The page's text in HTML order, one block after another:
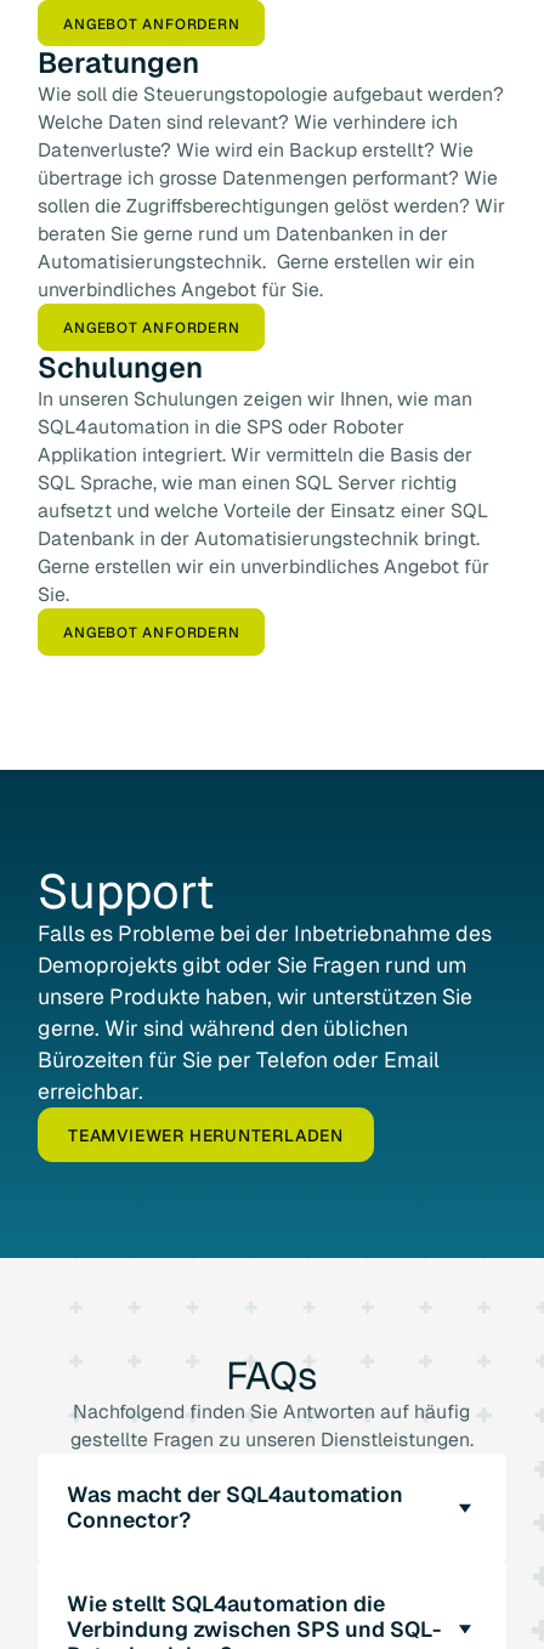
ANGEBOT ANFORDERN
Beratungen
Wie soll die Steuerungstopologie aufgebaut werden?
Welche Daten sind relevant? Wie verhindere ich
Datenverluste? Wie wird ein Backup erstellt? Wie
übertrage ich grosse Datenmengen performant? Wie
sollen die Zugriffsberechtigungen gelöst werden? Wir
beraten Sie gerne rund um Datenbanken in der
Automatisierungstechnik. Gerne erstellen wir ein
unverbindliches Angebot für Sie.
ANGEBOT ANFORDERN
Schulungen
In unseren Schulungen zeigen wir Ihnen, wie man
SQL4automation in die SPS oder Roboter
Applikation integriert. Wir vermitteln die Basis der
SQL Sprache, wie man einen SQL Server richtig
aufsetzt und welche Vorteile der Einsatz einer SQL
Datenbank in der Automatisierungstechnik bringt.
Gerne erstellen wir ein unverbindliches Angebot für
Sie.
ANGEBOT ANFORDERN
Support
Falls es Probleme bei der Inbetriebnahme des
Demoprojekts gibt oder Sie Fragen rund um
unsere Produkte haben, wir unterstützen Sie
gerne. Wir sind während den üblichen
Bürozeiten für Sie per Telefon oder Email
erreichbar.
TEAMVIEWER HERUNTERLADEN
FAQs
Nachfolgend finden Sie Antworten auf häufig
gestellte Fragen zu unseren Dienstleistungen.
Was macht der SQL4automation
Connector?
Ihre SPS, Roboter oder
Automatisierungsgeräte direkt mit einer SQL-
Wie stellt SQL4automation die
Verbindung zwischen SPS und SQL-